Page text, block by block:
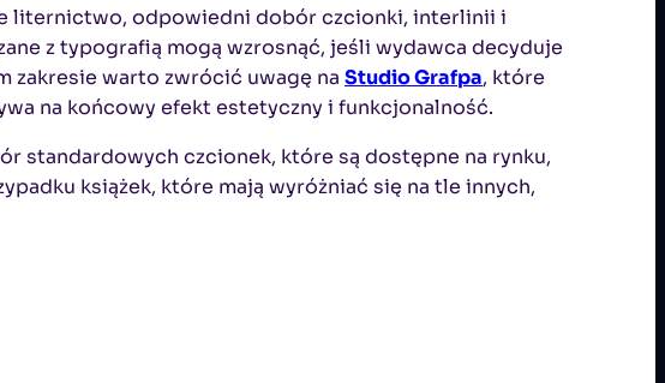
liternictwo, odpowiedni dobór czcionki, interlinii i
z typografią mogą wzrosnąć, jeśli wydawca decyduje
zakresie warto zwrócić uwagę na Studio Grafpa, które
na końcowy efekt estetyczny i funkcjonalność.
standardowych czcionek, które są dostępne na rynku,
książek, które mają wyróżniać się na tle innych,